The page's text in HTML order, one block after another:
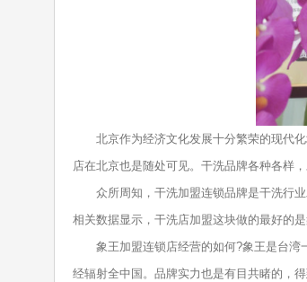
北京作为经济文化发展十分繁荣的现代化
店在北京也是随处可见。干洗品牌各种各样
众所周知，干洗加盟连锁品牌是干洗行业
相关数据显示，干洗店加盟这块做的最好的
象王加盟连锁店经营的如何?象王是台湾
经辐射全中国。品牌实力也是有目共睹的，得